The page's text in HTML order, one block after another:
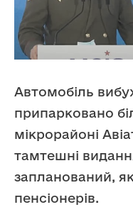
Автомобіль
припарковано
мікрорайоні
тамтешні
запланований,
пенсіонерів.